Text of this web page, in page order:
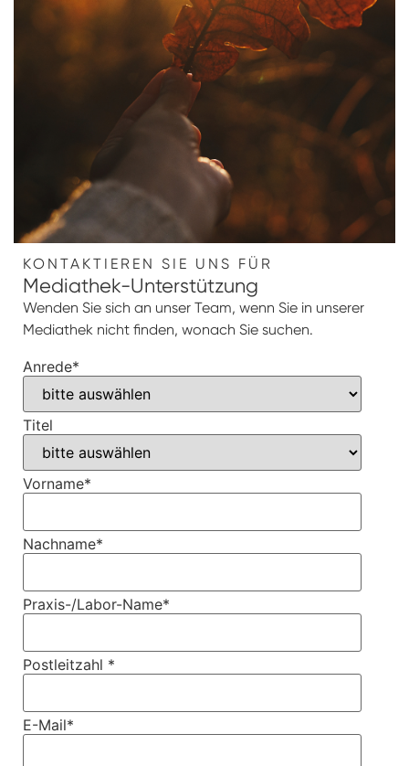
KONTAKTIEREN SIE UNS FÜR
Mediathek-Unterstützung
Wenden Sie sich an unser Team, wenn Sie in unserer
Mediathek nicht finden, wonach Sie suchen.
Anrede*
Titel
Vorname*
Nachname*
Praxis-/Labor-Name*
Postleitzahl *
E-Mail*